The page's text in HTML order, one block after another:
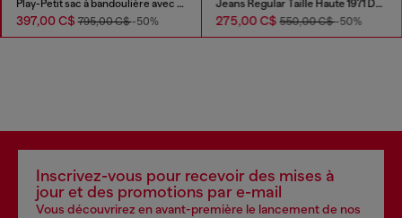
Play-Petit sac à bandoulière avec cristaux
397,00 C$ 795,00 C$-50%
Jeans Regular Taille Haute 1971 D-Sent
275,00 C$550,00 C$-50%
Inscrivez-vous pour recevoir des mises à
jour et des promotions par e-mail
Vous découvrirez en avant-première le lancement de nos